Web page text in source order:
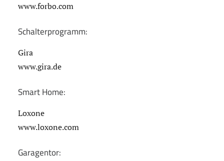
www.forbo.com
Schalterprogramm:
Gira
www.gira.de
Smart Home:
Loxone
www.loxone.com
Garagentor: